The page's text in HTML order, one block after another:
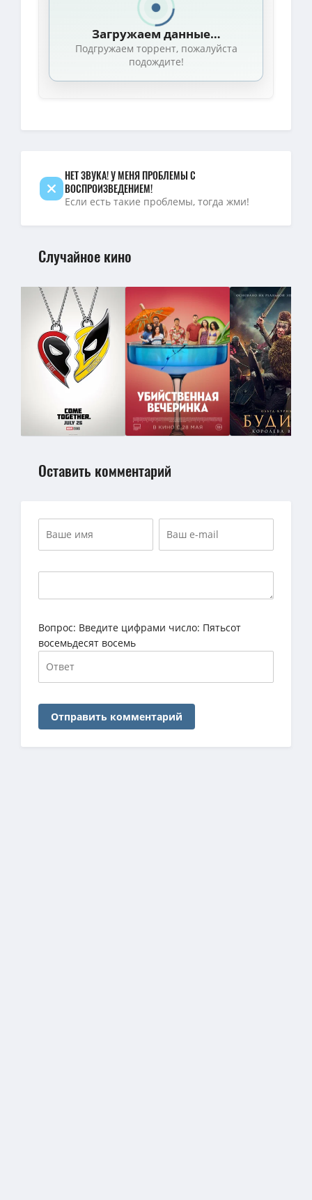
Загружаем данные…
Подгружаем торрент, пожалуйста
подождите!
НЕТ ЗВУКА! У МЕНЯ ПРОБЛЕМЫ С
ВОСПРОИЗВЕДЕНИЕМ!
Если есть такие проблемы, тогда жми!
Случайное кино
Оставить комментарий
Вопрос: Введите цифрами число: Пятьсот
восемьдесят восемь
Отправить комментарий